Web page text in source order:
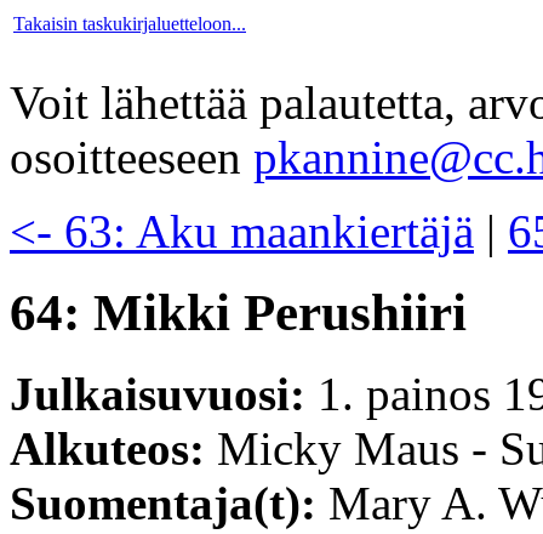
Takaisin taskukirjaluetteloon...
Voit lähettää palautetta,
osoitteeseen
<- 63: Aku maankiertäjä |
64: Mikki Perushiiri
Julkaisuvuosi: 1. painos
Alkuteos: Micky Maus -
Suomentaja(t): Mary A.